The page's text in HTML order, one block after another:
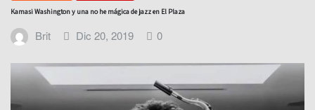
Kamasi Washington y una no he mágica de jazz en El Plaza
Brit Dic 20, 2019 0